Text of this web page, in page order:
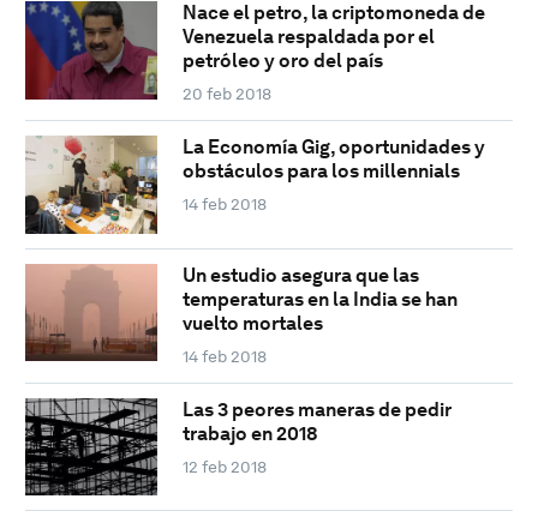
Nace el petro, la criptomoneda de
Venezuela respaldada por el
petróleo y oro del país
20 feb 2018
La Economía Gig, oportunidades y
obstáculos para los millennials
14 feb 2018
Un estudio asegura que las
temperaturas en la India se han
vuelto mortales
14 feb 2018
Las 3 peores maneras de pedir
trabajo en 2018
12 feb 2018